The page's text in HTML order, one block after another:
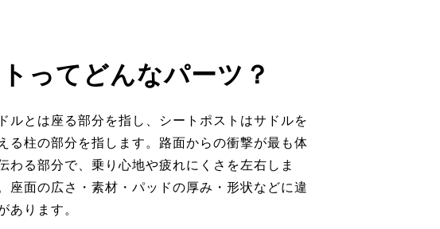
ってどんなパーツ？
ルとは座る部分を指し、シートポストはサドルを
る柱の部分を指します。路面からの衝撃が最も体
わる部分で、乗り心地や疲れにくさを左右しま
座面の広さ・素材・パッドの厚み・形状などに違
あります。